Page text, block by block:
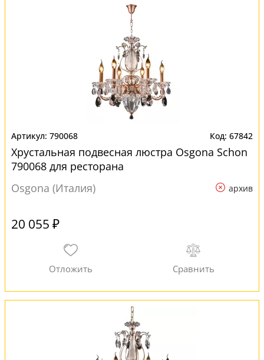
790068 67842
Хрустальная подвесная люстра Osgona Schon
790068 для ресторана
Osgona (Италия)
архив
20 055 ₽